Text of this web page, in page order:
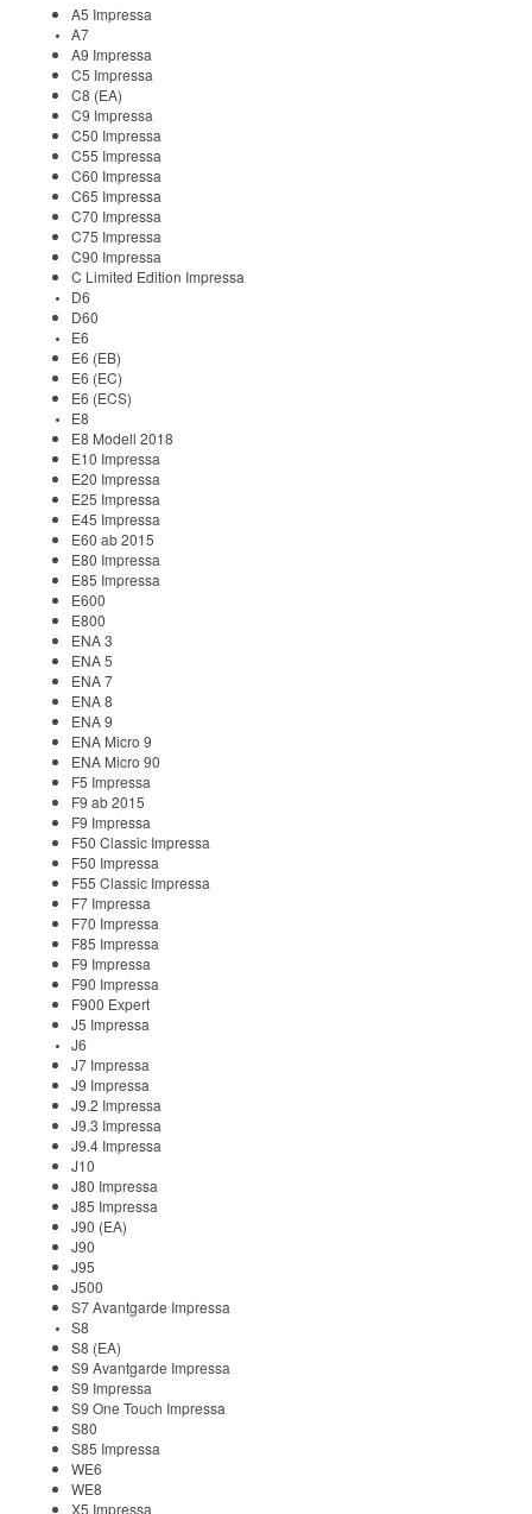
A5 Impressa
A7
A9 Impressa
C5 Impressa
C8 (EA)
C9 Impressa
C50 Impressa
C55 Impressa
C60 Impressa
C65 Impressa
C70 Impressa
C75 Impressa
C90 Impressa
C Limited Edition Impressa
D6
D60
E6
E6 (EB)
E6 (EC)
E6 (ECS)
E8
E8 Modell 2018
E10 Impressa
E20 Impressa
E25 Impressa
E45 Impressa
E60 ab 2015
E80 Impressa
E85 Impressa
E600
E800
ENA 3
ENA 5
ENA 7
ENA 8
ENA 9
ENA Micro 9
ENA Micro 90
F5 Impressa
F9 ab 2015
F9 Impressa
F50 Classic Impressa
F50 Impressa
F55 Classic Impressa
F7 Impressa
F70 Impressa
F85 Impressa
F9 Impressa
F90 Impressa
F900 Expert
J5 Impressa
J6
J7 Impressa
J9 Impressa
J9.2 Impressa
J9.3 Impressa
J9.4 Impressa
J10
J80 Impressa
J85 Impressa
J90 (EA)
J90
J95
J500
S7 Avantgarde Impressa
S8
S8 (EA)
S9 Avantgarde Impressa
S9 Impressa
S9 One Touch Impressa
S80
S85 Impressa
WE6
WE8
X5 Impressa